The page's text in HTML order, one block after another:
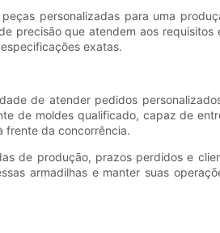
personalizadas para uma
precisão que atendem aos requisitos
exatas.
de atender pedidos
de moldes qualificado, capaz de
frente da concorrência.
de produção, prazos perdidos e
armadilhas e manter suas